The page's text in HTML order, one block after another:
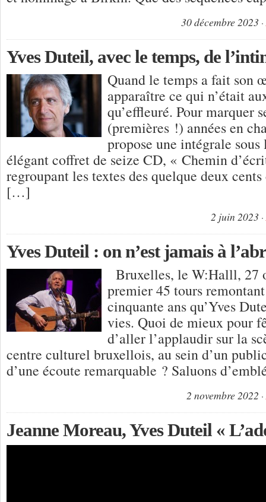
30 décembre 2023
Yves Duteil, avec le temps, de
Quand le temps a fait son
apparaître ce qui n’était
qu’effleuré. Pour marquer
(premières !) années en
propose une intégrale sous
élégant coffret de seize CD, « Chemin
regroupant les textes des quelque deux
[…]
2 juin 2023
Yves Duteil : on n’est jamais à
Bruxelles, le W:Halll, 27
premier 45 tours
cinquante ans qu’Yves
vies. Quoi de mieux pour
d’aller l’applaudir sur la
centre culturel bruxellois, au sein d’un
d’une écoute remarquable ? Saluons
2 novembre 2022
Jeanne Moreau, Yves Duteil «